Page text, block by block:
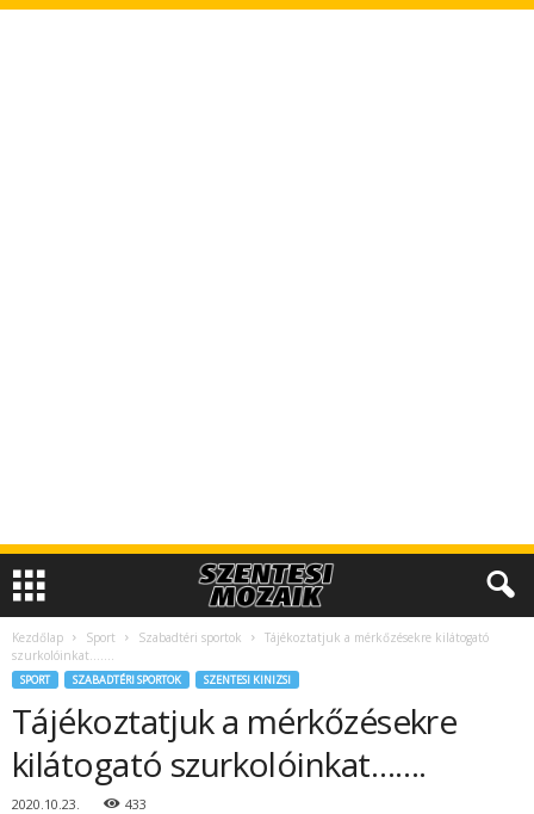
Kezdőlap Sport Szabadtéri sportok
Tájékoztatjuk a mérkőzésekre kilátogató
szurkolóinkat…….
SPORT SZABADTÉRI SPORTOK SZENTESI KINIZSI
Tájékoztatjuk a mérkőzésekre
kilátogató szurkolóinkat…….
2020.10.23. 433